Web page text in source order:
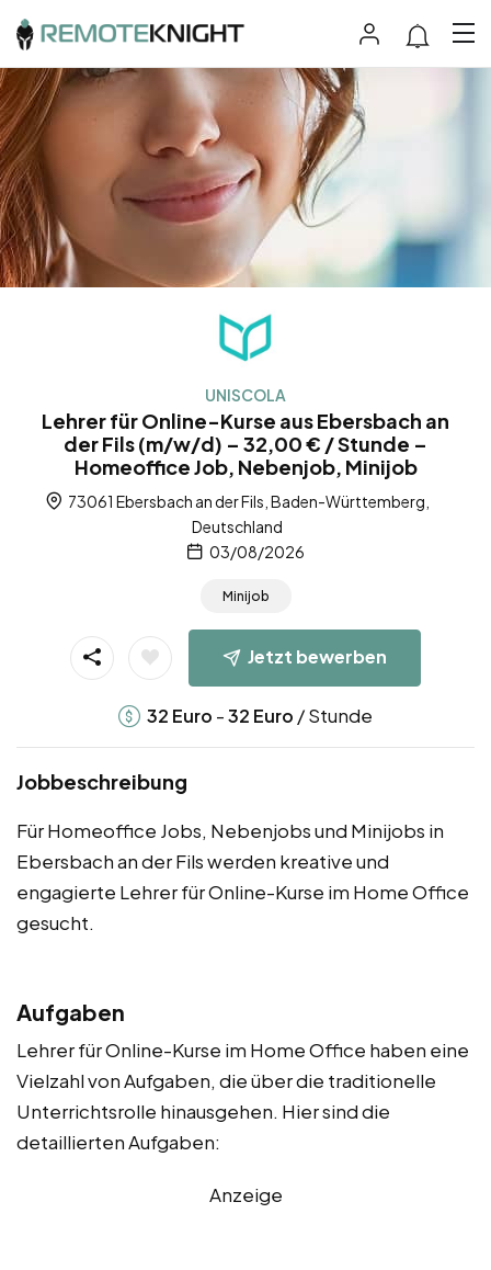
UNISCOLA
Lehrer für Online-Kurse aus Ebersbach an
der Fils (m/w/d) – 32,00 € / Stunde –
Homeoffice Job, Nebenjob, Minijob
73061 Ebersbach an der Fils, Baden-Württemberg,
Deutschland
03/08/2026
Minijob
Jetzt bewerben
32 Euro -32 Euro / Stunde
Jobbeschreibung
Für Homeoffice Jobs, Nebenjobs und Minijobs in
Ebersbach an der Fils werden kreative und
engagierte Lehrer für Online-Kurse im Home Office
gesucht.
Aufgaben
Lehrer für Online-Kurse im Home Office haben eine
Vielzahl von Aufgaben, die über die traditionelle
Unterrichtsrolle hinausgehen. Hier sind die
detaillierten Aufgaben:
Anzeige